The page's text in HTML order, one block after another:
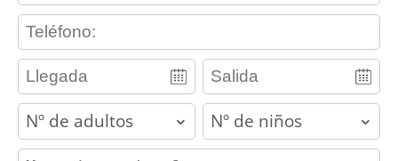
contact_phone
adults children
contact_message